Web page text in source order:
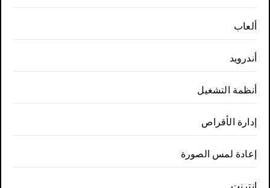
ألعاب
أندرويد
أنظمة التشغيل
إدارة الأقراص
إعادة لمس الصورة
إنترنت